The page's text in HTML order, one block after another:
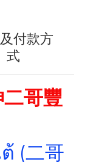
付款方
式
二哥豐
(二哥